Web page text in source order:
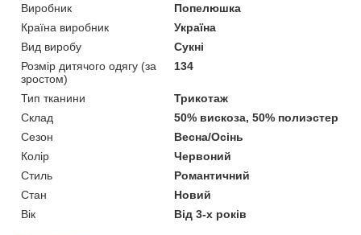
Виробник
Попелюшка
Країна виробник
Україна
Вид виробу
Сукні
Розмір дитячого одягу (за
зростом)
134
Тип тканини
Трикотаж
Склад
50% вискоза, 50% полиэстер
Сезон
Весна/Осінь
Колір
Червоний
Стиль
Романтичний
Стан
Новий
Вік
Від 3-х років